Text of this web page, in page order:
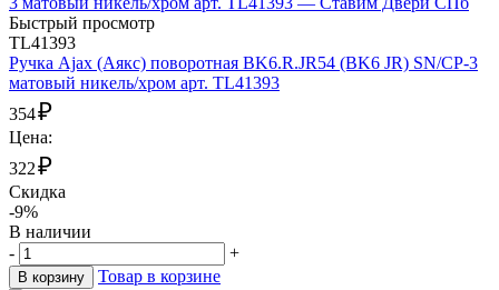
Быстрый просмотр
TL41393
Ручка Ajax (Аякс) поворотная BK6.R.JR54 (BK6 JR) SN/CP-3
матовый никель/хром арт. TL41393
354₽
Цена:
322₽
Скидка
-9%
В наличии
-
+
В корзину Товар в корзине